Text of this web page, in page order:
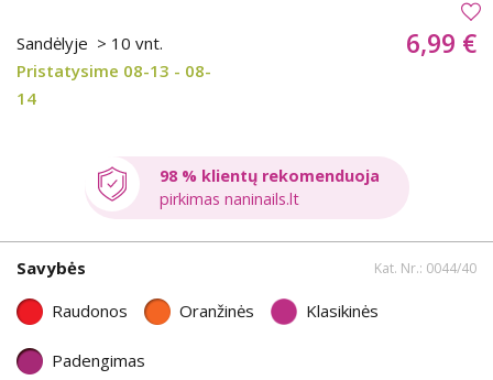
Sandėlyje > 10 vnt.
Pristatysime 08-13 - 08-
14
6,99 €
98 % klientų rekomenduoja
pirkimas naninails.lt
Savybės Kat. Nr.: 0044/40
Raudonos Oranžinės Klasikinės
Padengimas